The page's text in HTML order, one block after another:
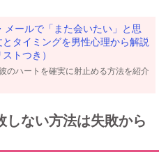
メールで「また会いたい」と思
タイミングを男性心理から解説
トつき）
のハートを確実に射止める方法を紹介
ない方法は失敗から